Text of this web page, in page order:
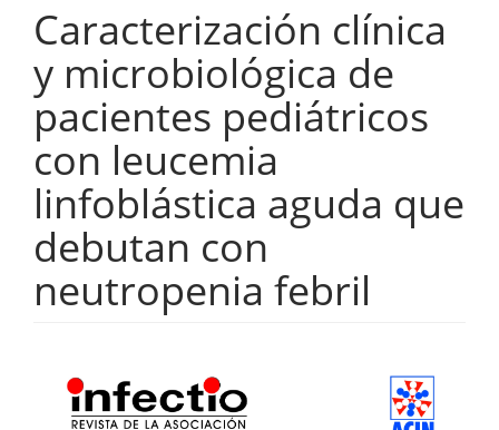
Caracterización clínica
y microbiológica de
pacientes pediátricos
con leucemia
linfoblástica aguda que
debutan con
neutropenia febril
lateral